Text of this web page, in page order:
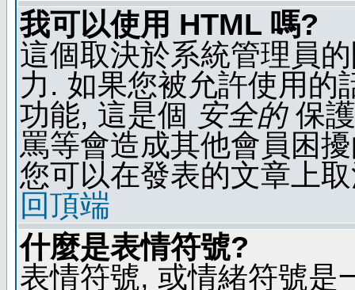
我可以使用 HTML 嗎?
這個取決於系統管理員
力. 如果您被允許使用的
功能, 這是個 安全的保
罵等會造成其他會員困
您可以在發表的文章上
回頂端
什麼是表情符號?
表情符號, 或情緒符號是